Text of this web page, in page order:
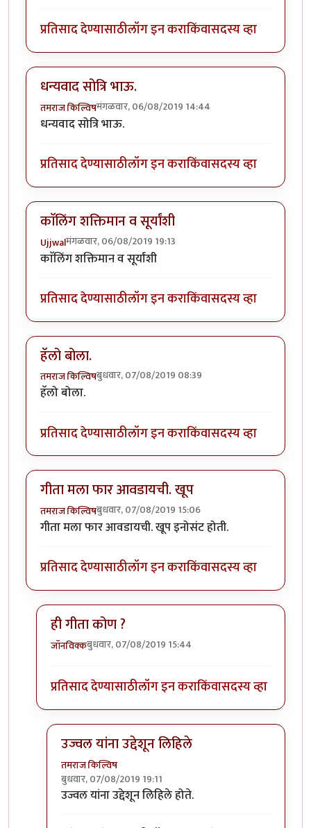
प्रतिसाद देण्यासाठीलॉग इन कराकिंवासदस्य व्हा
धन्यवाद सोत्रि भाऊ.
तमराज किल्विषमंगळवार, 06/08/2019 14:44
धन्यवाद सोत्रि भाऊ.
प्रतिसाद देण्यासाठीलॉग इन कराकिंवासदस्य व्हा
काॅलिंग शक्तिमान व सूर्यांशी
Ujjwalमंगळवार, 06/08/2019 19:13
काॅलिंग शक्तिमान व सूर्यांशी
प्रतिसाद देण्यासाठीलॉग इन कराकिंवासदस्य व्हा
हॅलो बोला.
तमराज किल्विषबुधवार, 07/08/2019 08:39
हॅलो बोला.
प्रतिसाद देण्यासाठीलॉग इन कराकिंवासदस्य व्हा
गीता मला फार आवडायची. खूप
तमराज किल्विषबुधवार, 07/08/2019 15:06
गीता मला फार आवडायची. खूप इनोसंट होती.
प्रतिसाद देण्यासाठीलॉग इन कराकिंवासदस्य व्हा
ही गीता कोण ?
जॉनविक्कबुधवार, 07/08/2019 15:44
प्रतिसाद देण्यासाठीलॉग इन कराकिंवासदस्य व्हा
उज्वल यांना उद्देशून लिहिले
तमराज किल्विष
बुधवार, 07/08/2019 19:11
In reply toही गीता कोण ?by
उज्वल यांना उद्देशून लिहिले होते.